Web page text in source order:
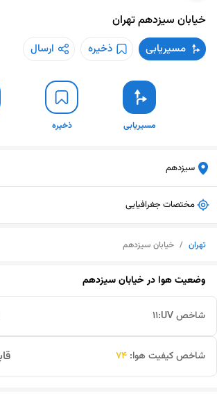
خیابان سیزدهمتهران
مسیریابی ذخیره ارسال
مسیریابی ذخیره
سیزدهم
مختصات جغرافیایی
تهران / خیابان سیزدهم
وضعیت هوا درخیابان سیزدهم
شاخص UV: 11
شاخص کیفیت هوا: 74